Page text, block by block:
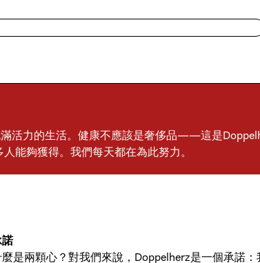
活力的生活。健康不應該是奢侈品——這是
能夠獲得。我們每天都在為此努力。
是兩顆心？對我們來說，Doppelherz是一個承諾